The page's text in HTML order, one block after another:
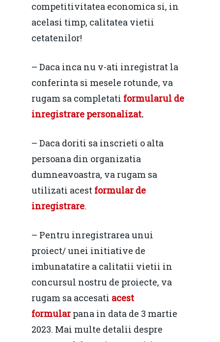
competitivitatea economica si, in
acelasi timp, calitatea vietii
cetatenilor!
– Daca inca nu v-ati inregistrat la
conferinta si mesele rotunde, va
rugam sa completati formularul de
inregistrare personalizat.
– Daca doriti sa inscrieti o alta
persoana din organizatia
dumneavoastra, va rugam sa
utilizati acest formular de
inregistrare.
– Pentru inregistrarea unui
proiect/ unei initiative de
imbunatatire a calitatii vietii in
concursul nostru de proiecte, va
rugam sa accesati acest
formularpana in data de 3 martie
2023. Mai multe detalii despre